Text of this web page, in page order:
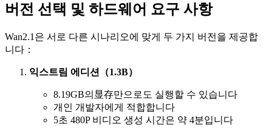
버전 선택 및 하드웨어 요구 사항
Wan2.1은 서로 다른 시나리오에 맞게 두 가지 버전을 제공합
니다：
익스트림 에디션（1.3B）
8.19GB의显存만으로도 실행할 수 있습니다
개인 개발자에게 적합합니다
5초 480P 비디오 생성 시간은 약 4분입니다